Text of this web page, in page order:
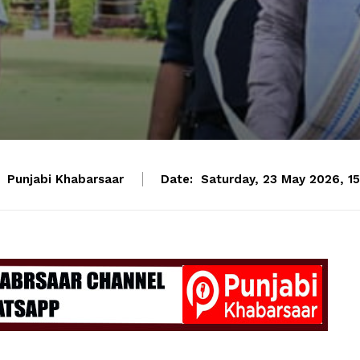
Punjabi Khabarsaar Date: Saturday, 23 May 2026,